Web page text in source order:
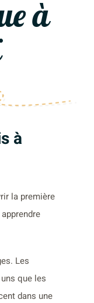
à
à
la première
Les
que les
dans une